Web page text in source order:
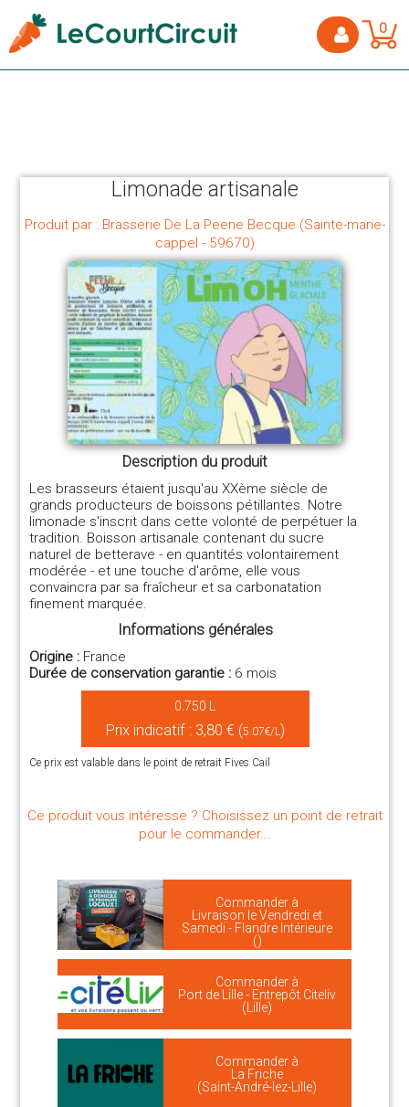
0
Limonade artisanale
Produit par : Brasserie De La Peene Becque (Sainte-marie-
cappel - 59670)
Description du produit
Les brasseurs étaient jusqu'au XXème siècle de
grands producteurs de boissons pétillantes. Notre
limonade s'inscrit dans cette volonté de perpétuer la
tradition. Boisson artisanale contenant du sucre
naturel de betterave - en quantités volontairement
modérée - et une touche d'arôme, elle vous
convaincra par sa fraîcheur et sa carbonatation
finement marquée.
Informations générales
Origine : France
Durée de conservation garantie : 6 mois
0.750 L
Prix indicatif : 3,80 € (5.07€/L)
Ce prix est valable dans le point de retrait Fives Cail
Ce produit vous intéresse ? Choisissez un point de retrait
pour le commander...
Commander à
Livraison le Vendredi et
Samedi - Flandre Intérieure
()
Commander à
Port de Lille - Entrepôt Citeliv
(Lille)
Commander à
La Friche
(Saint-André-lez-Lille)